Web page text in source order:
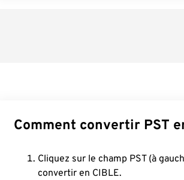
Comment convertir PST
Cliquez sur le champ PST (à
convertir en CIBLE.